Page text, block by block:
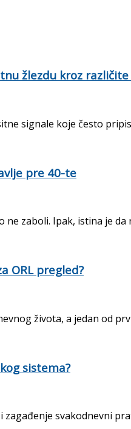
žlezdu kroz različite
signale koje često
pre 40-te
zaboli. Ipak, istina je da
ORL pregled?
života, a jedan od
sistema?
svakodnevni